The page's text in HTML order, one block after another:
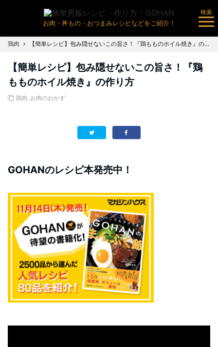
お肉・丼もの・おつまみレシピなどをご紹介！
検索
鶏肉 【簡単レシピ】包み隠せないこの旨さ！『鶏もものホイル焼き』の作り方
【簡単レシピ】包み隠せないこの旨さ！『鶏
もものホイル焼き』の作り方
鶏肉, お肉のおかず
GOHANのレシピ本発売中！